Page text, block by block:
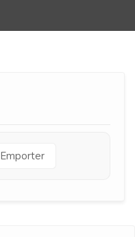
Emporter